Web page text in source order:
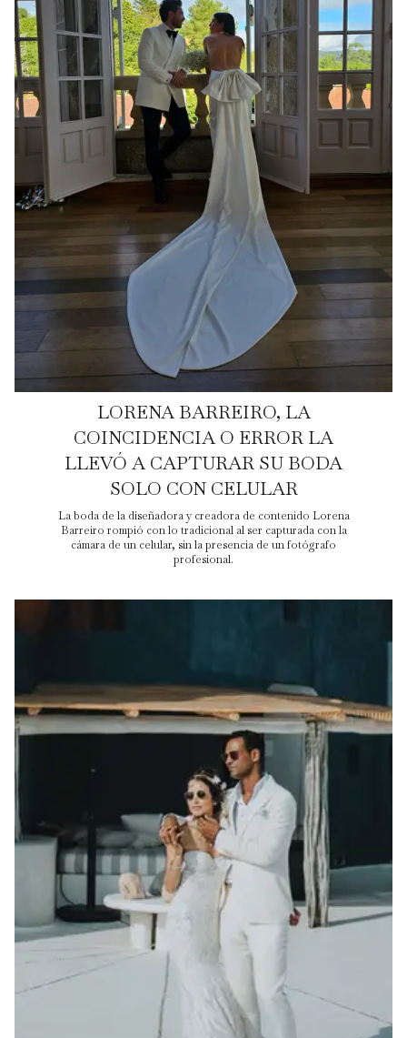
LORENA BARREIRO, LA
COINCIDENCIA O ERROR LA
LLEVÓ A CAPTURAR SU BODA
SOLO CON CELULAR
La boda de la diseñadora y creadora de contenido Lorena
Barreiro rompió con lo tradicional al ser capturada con la
cámara de un celular, sin la presencia de un fotógrafo
profesional.